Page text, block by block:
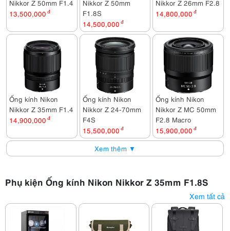
Nikkor Z 50mm F1.4
13,500,000 đ
Nikkor Z 50mm
F1.8S
14,500,000 đ
Nikkor Z 26mm F2.8
14,800,000 đ
Ống kính Nikon
Nikkor Z 35mm F1.4
14,900,000 đ
Ống kính Nikon
Nikkor Z 24-70mm
F4S
15,500,000 đ
Ống kính Nikon
Nikkor Z MC 50mm
F2.8 Macro
15,900,000 đ
Xem thêm ▼
Phụ kiện Ống kính Nikon Nikkor Z 35mm F1.8S
Xem tất cả